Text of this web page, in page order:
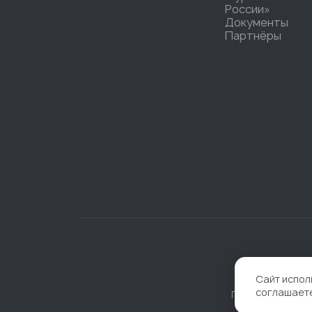
России»
Документы
Партнёры
Политика
Сайт